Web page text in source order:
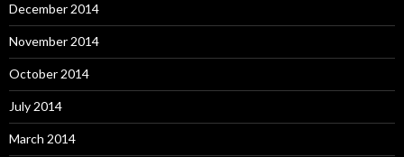
December 2014
November 2014
October 2014
July 2014
March 2014